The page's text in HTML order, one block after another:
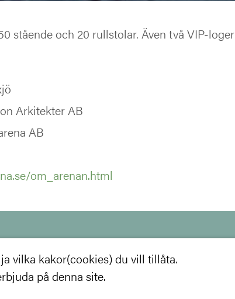
stående och 20 rullstolar. Även två VIP-loger
Arkitekter AB
AB
om_arenan.html
vilka kakor(cookies) du vill tillåta.
på denna site.